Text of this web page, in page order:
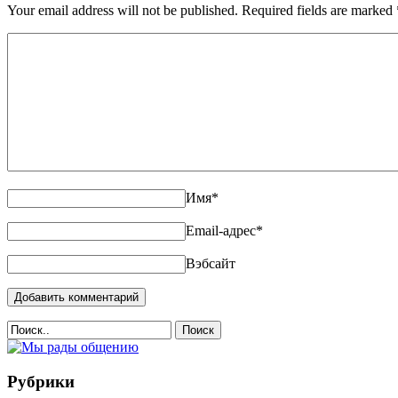
Your email address will not be published. Required fields are marked
Имя*
Email-адрес*
Вэбсайт
Поиск
Рубрики